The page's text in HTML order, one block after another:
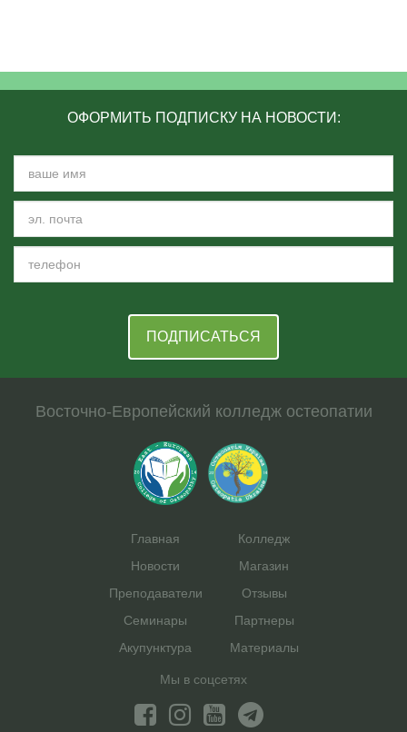
ОФОРМИТЬ ПОДПИСКУ НА НОВОСТИ:
ПОДПИСАТЬСЯ
Восточно-Европейский колледж остеопатии
Главная
Новости
Преподаватели
Семинары
Акупунктура
Колледж
Магазин
Отзывы
Партнеры
Материалы
Мы в соцсетях